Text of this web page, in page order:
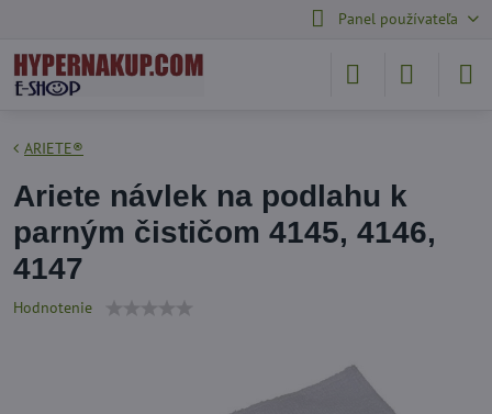
Panel používateľa
ARIETE®
Ariete návlek na podlahu k
parným čističom 4145, 4146,
4147
Hodnotenie